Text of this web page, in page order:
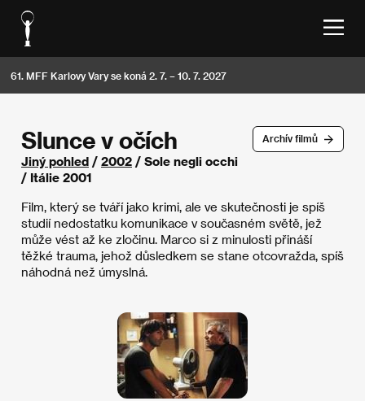
61. MFF Karlovy Vary se koná 2. 7. – 10. 7. 2027
Archív filmů
Slunce v očích
Jiný pohled / 2002 / Sole negli occhi
/ Itálie 2001
Film, který se tváří jako krimi, ale ve skutečnosti je spíš
studií nedostatku komunikace v současném světě, jež
může vést až ke zločinu. Marco si z minulosti přináší
těžké trauma, jehož důsledkem se stane otcovražda, spíš
náhodná než úmyslná.